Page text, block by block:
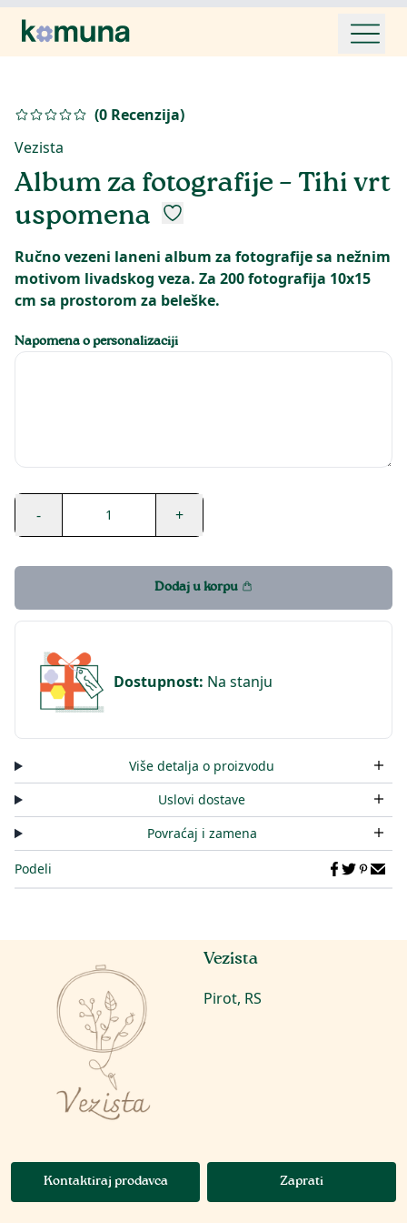
(0 Recenzija)
Vezista
Album za fotografije – Tihi vrt
uspomena
Ručno vezeni laneni album za fotografije sa nežnim
motivom livadskog veza. Za 200 fotografija 10x15
cm sa prostorom za beleške.
Napomena o personalizaciji
- 1 +
Dodaj u korpu
Dostupnost: Na stanju
Više detalja o proizvodu
Uslovi dostave
Povraćaj i zamena
Podeli
Vezista
Pirot, RS
Kontaktiraj prodavca Zaprati